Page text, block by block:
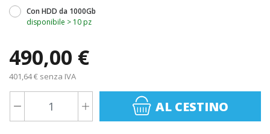
Con HDD da 1000Gb
disponibile > 10 pz
490,00 €
401,64 € senza IVA
AL CESTINO